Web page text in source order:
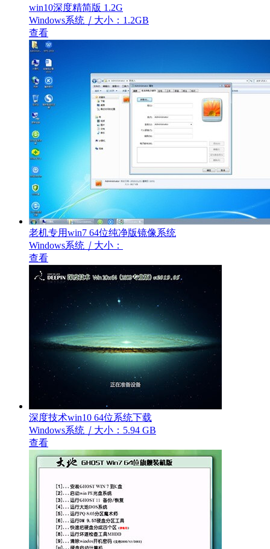
win10深度精简版 1.2G
Windows系统 ｜ 大小：1.2GB
查看
老机专用win7 64位纯净版镜像系统
Windows系统 ｜ 大小：
查看
深度技术win10 64位系统下载
Windows系统 ｜ 大小：5.94 GB
查看